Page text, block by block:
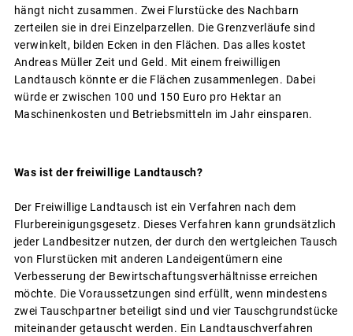
hängt nicht zusammen. Zwei Flurstücke des Nachbarn
zerteilen sie in drei Einzelparzellen. Die Grenzverläufe sind
verwinkelt, bilden Ecken in den Flächen. Das alles kostet
Andreas Müller Zeit und Geld. Mit einem freiwilligen
Landtausch könnte er die Flächen zusammenlegen. Dabei
würde er zwischen 100 und 150 Euro pro Hektar an
Maschinenkosten und Betriebsmitteln im Jahr einsparen.
Was ist der freiwillige Landtausch?
Der Freiwillige Landtausch ist ein Verfahren nach dem
Flurbereinigungsgesetz. Dieses Verfahren kann grundsätzlich
jeder Landbesitzer nutzen, der durch den wertgleichen Tausch
von Flurstücken mit anderen Landeigentümern eine
Verbesserung der Bewirtschaftungsverhältnisse erreichen
möchte. Die Voraussetzungen sind erfüllt, wenn mindestens
zwei Tauschpartner beteiligt sind und vier Tauschgrundstücke
miteinander getauscht werden. Ein Landtauschverfahren